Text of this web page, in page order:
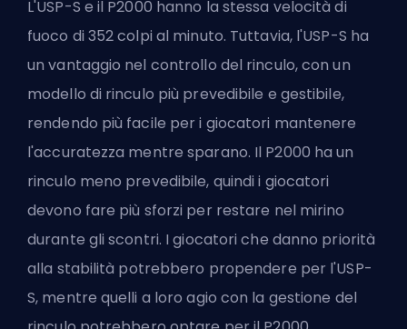
L'USP-S e il P2000 hanno la stessa velocità di
fuoco di 352 colpi al minuto. Tuttavia, l'USP-S ha
un vantaggio nel controllo del rinculo, con un
modello di rinculo più prevedibile e gestibile,
rendendo più facile per i giocatori mantenere
l'accuratezza mentre sparano. Il P2000 ha un
rinculo meno prevedibile, quindi i giocatori
devono fare più sforzi per restare nel mirino
durante gli scontri. I giocatori che danno priorità
alla stabilità potrebbero propendere per l'USP-
S, mentre quelli a loro agio con la gestione del